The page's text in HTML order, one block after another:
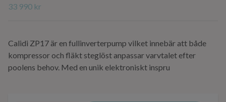
33 990 kr
Calidi ZP17 är en fullinverterpump vilket innebär att både
kompressor och fläkt steglöst anpassar varvtalet efter
poolens behov. Med en unik elektroniskt inspru